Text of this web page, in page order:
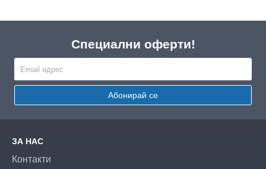
Специални оферти!
Абонирай се
ЗА НАС
Контакти